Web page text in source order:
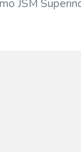
JSM